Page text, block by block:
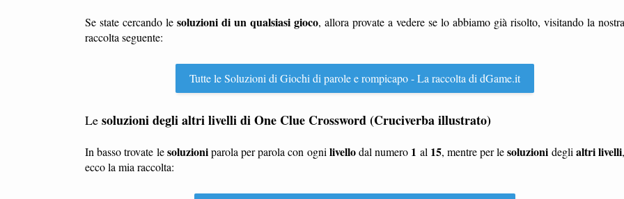
Se state cercando le soluzioni di un qualsiasi gioco, allora provate a vedere se lo abbiamo già risolto, visitando la nostra
raccolta seguente:
Tutte le Soluzioni di Giochi di parole e rompicapo - La raccolta di dGame.it
Le soluzioni degli altri livelli di One Clue Crossword (Cruciverba illustrato)
In basso trovate lesoluzioniparola per parola con ogni livellodal numero 1 al 15, mentre per lesoluzioni degli altri livelli,
ecco la mia raccolta: